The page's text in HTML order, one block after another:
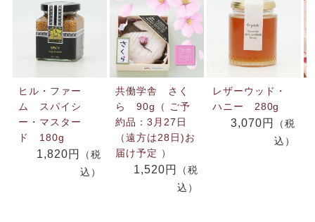
ヒル・ファー
ム スパイシ
ー・マスター
ド 180g
1,820円
（税
込）
共働学舎 さく
ら 90g（ ご予
約品：3月27日
（遠方は28日)お
届け予定 ）
1,520円
（税
込）
レザーウッド・
ハニー 280g
3,070円
（税
込）